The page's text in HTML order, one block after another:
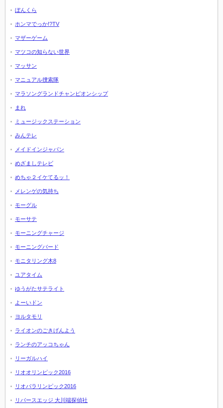
ぼんくら
ホンマでっか!?TV
マザーゲーム
マツコの知らない世界
マッサン
マニュアル捜索隊
マラソングランドチャンピオンシップ
まれ
ミュージックステーション
みんテレ
メイドインジャパン
めざましテレビ
めちゃ２イケてるッ！
メレンゲの気持ち
モーグル
モーサテ
モーニングチャージ
モーニングバード
モニタリング木8
ユアタイム
ゆうがたサテライト
よーいドン
ヨルタモリ
ライオンのごきげんよう
ランチのアッコちゃん
リーガルハイ
リオオリンピック2016
リオパラリンピック2016
リバースエッジ 大川端探偵社